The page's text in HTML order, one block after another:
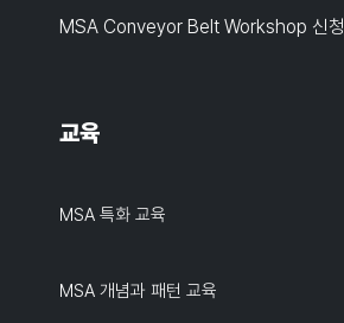
MSA Conveyor Belt Workshop 신청
교육
MSA 특화 교육
MSA 개념과 패턴 교육